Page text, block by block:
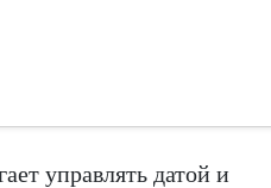
управлять датой и